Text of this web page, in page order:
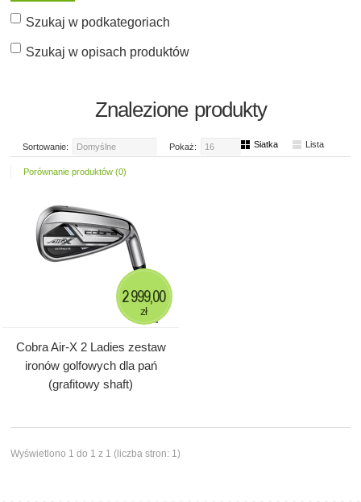
Szukaj w podkategoriach
Szukaj w opisach produktów
Znalezione produkty
Sortowanie: Domyślne Pokaż: 16 Siatka Lista
Porównanie produktów (0)
Cobra Air-X 2 Ladies zestaw
ironów golfowych dla pań
(grafitowy shaft)
2 999,00
zł
Wyświetlono 1 do 1 z 1 (liczba stron: 1)